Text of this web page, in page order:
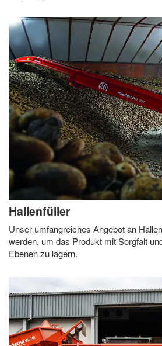
Hallenfüller
Unser umfangreiches Angebot an
werden, um das Produkt mit Sorgfalt
Ebenen zu lagern.